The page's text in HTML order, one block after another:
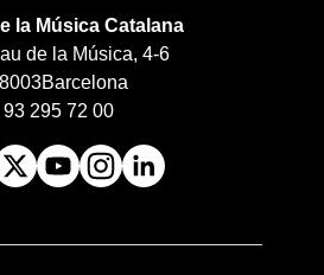
la Música Catalana
de la Música, 4-6
Barcelona
93 295 72 00